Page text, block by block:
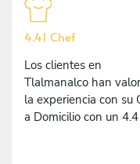
4.41 Chef
Los clientes en
Tlalmanalco han
la experiencia con su
a Domicilio con un